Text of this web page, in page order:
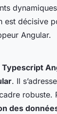
est décisive
Angular.
Typescript
. Il
robuste.
des